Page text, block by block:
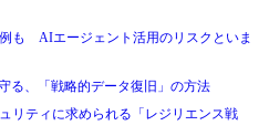
も AIエージェント活用のリスクといま
る、「戦略的データ復旧」の方法
リティに求められる「レジリエンス戦